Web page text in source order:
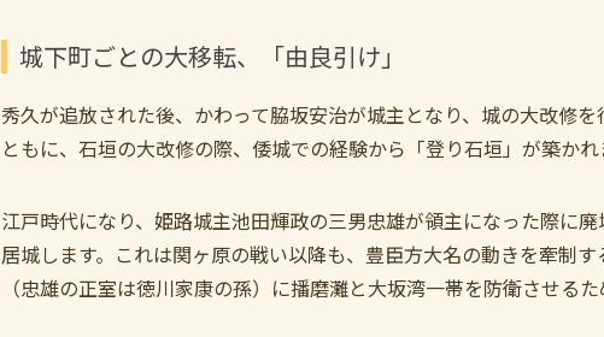
城下町ごとの大移転、「由良引け」
秀久が追放された後、かわって脇坂安治が城主となり、城の大改修
ともに、石垣の大改修の際、倭城での経験から「登り石垣」が築かれ
江戸時代になり、姫路城主池田輝政の三男忠雄が領主になった際に
居城します。これは関ヶ原の戦い以降も、豊臣方大名の動きを牽制
（忠雄の正室は徳川家康の孫）に播磨灘と大坂湾一帯を防衛させるた